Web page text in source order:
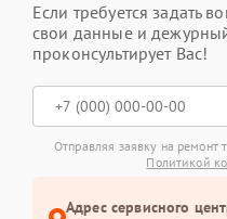
Если требуется задать
свои данные и
проконсультирует Вас!
Отправляя заявку на ремонт
Политикой
Адрес сервисного